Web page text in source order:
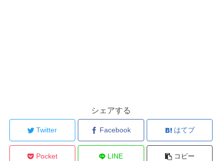
シェアする
Twitter Facebook はてブ
Pocket LINE コピー